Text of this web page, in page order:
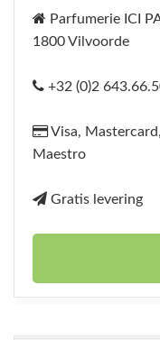
Parfumerie ICI
1800 Vilvoorde
+32 (0)2
Visa,
Maestro
Gratis levering